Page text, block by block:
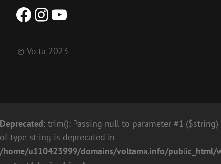
Facebook
Instagram
YouTube
© Volta 2023
Deprecated: trim(): Passing null to parameter #1 ($string)
of type string is deprecated in
/home/u110423999/domains/voltamx.info/public_html/